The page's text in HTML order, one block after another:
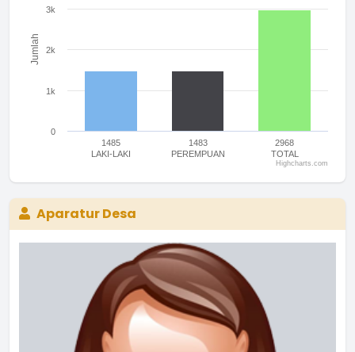
Jumlah
1485
LAKI-LAKI
1483
PEREMPUAN
2968
TOTAL
0
1k
2k
3k
Highcharts.com
Aparatur Desa